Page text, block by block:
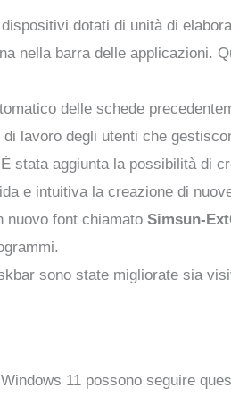
dotati di unità di
nella barra delle applicazioni.
delle schede
lavoro degli utenti che
stata aggiunta la possibilità di
e intuitiva la creazione di
nuovo font chiamato Simsun-
sono state migliorate sia
11 possono seguire